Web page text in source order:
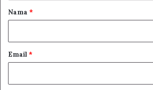
r
Nama *
Email*